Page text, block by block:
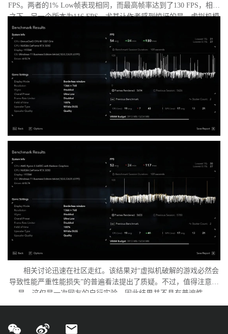
FPS。两者的1% Low帧表现相同，而最高帧率达到了130 FPS，相比
之下，另一个版本为116 FPS。尤其让作者感到惊讶的是，虚拟机模
式下的优化竟如此之好。从理论上讲，额外的虚拟化层应该会给处
理器带来负担并降低性能，但实际上并没有发生这种情况。
相关讨论迅速在社区走红。该结果对“虚拟机破解的游戏必然会
导致性能严重性能损失”的普遍看法提出了质疑。不过，值得注意的
是，这仅是一次网友的自行实验，因此结果并不具有普遍性。